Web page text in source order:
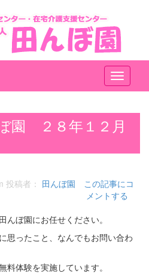
メ
ニ
ー
園 ２８年１２月
投稿者： 田んぼ園
この記事にコ
メントする
んぼ園にお任せください。
思ったこと、なんでもお問い合わ
料体験を実施しています。